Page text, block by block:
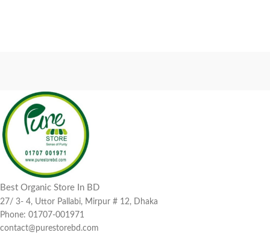
Best Organic Store In BD
27/ 3- 4, Uttor Pallabi, Mirpur # 12, Dhaka
Phone: 01707-001971
contact@purestorebd.com